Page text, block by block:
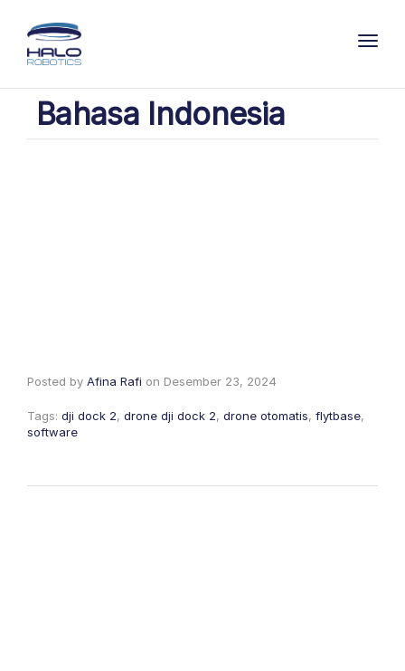
Bahasa Indonesia
Posted by Afina Rafi on Desember 23, 2024
Tags: dji dock 2, drone dji dock 2, drone otomatis, flytbase,
software